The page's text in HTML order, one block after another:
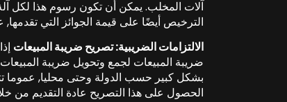
الترخيص أيضًا على قيمة الجوائز التي
الالتزامات الضريبية: تصريح ضريبة المبيعات
ضريبة المبيعات لجمع وتحويل ضريبة
الحصول على هذا التصريح عادة التقديم من خلال